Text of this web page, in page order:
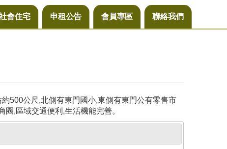
會住宅 申租公告 會員專區 聯絡我們
500公尺,北側有東門國小,東側有東門公有零售市
,區域交通便利,生活機能完善。